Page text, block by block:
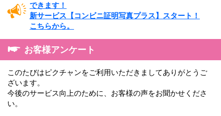
できます！
新サービス 【コンビニ証明写真プラス】 スタート！
こちらから。
お客様アンケート
このたびはピクチャンをご利用いただきましてありがとうご
ざいます。
今後のサービス向上のために、お客様の声をお聞かせくださ
い。